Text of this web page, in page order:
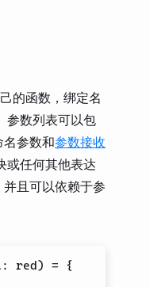
的函数，绑定名
参数列表可以包
参数和参数接收
或任何其他表达
且可以依赖于参
: red) =
{